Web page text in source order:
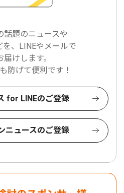
話題のニュースや
、LINEやメールで
けします。
防げて便利です！
for LINEのご登録
ニュースのご登録